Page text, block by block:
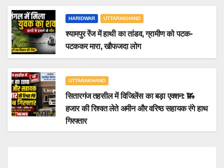
HARIDWAR UTTARAKHAND
श्यामपुर रेंज में हाथी का तांडव, ग्रामीण को पटक-
पटककर मारा, खौफजदा लोग
UTTARAKHAND
सितारगंज तहसील में विजिलेंस का बड़ा एक्शन: ₹14
हजार की रिश्वत लेते अमीन और वरिष्ठ सहायक रंगे हाथ
गिरफ्तार